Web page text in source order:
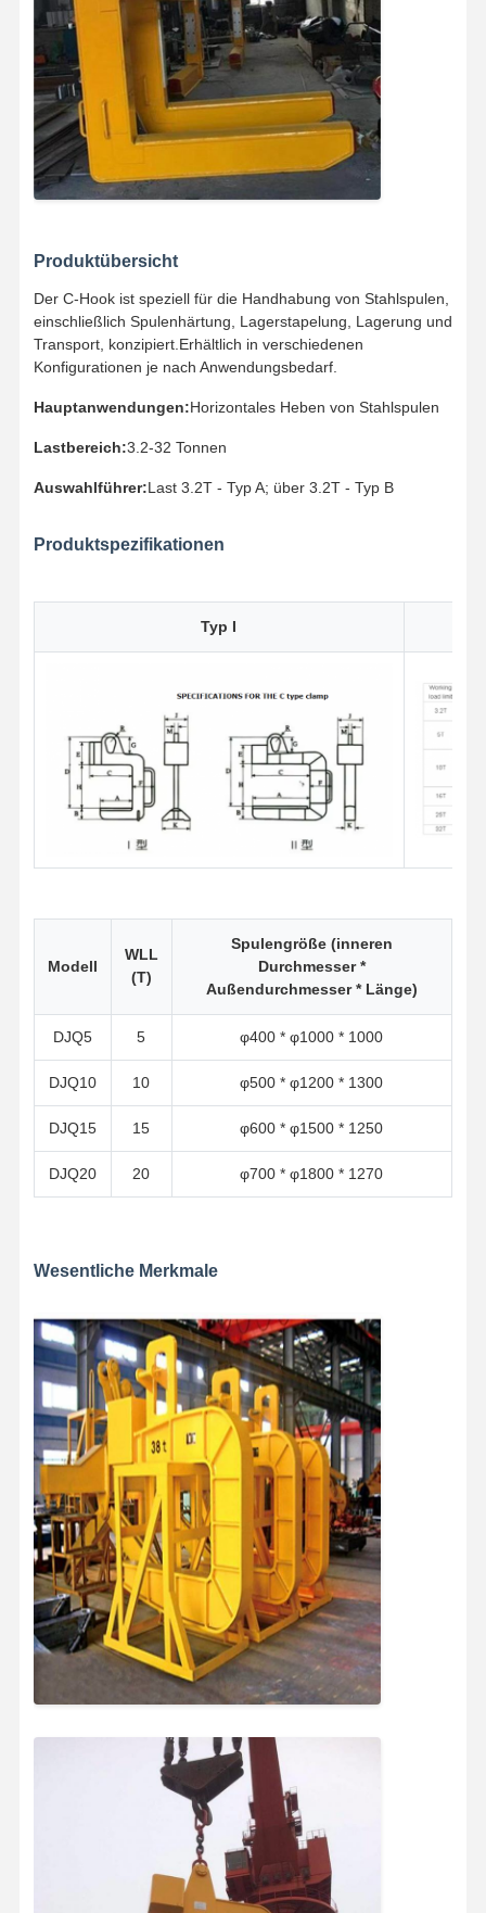
Zupacken
Kran
Ausrüstung des Motors und der Bremse
Hissen
Aufzugsgeräte
Zubehör für Krane
Produktübersicht
Der C-Hook ist speziell für die Handhabung von Stahlspulen,
einschließlich Spulenhärtung, Lagerstapelung, Lagerung und
Transport, konzipiert.Erhältlich in verschiedenen
Konfigurationen je nach Anwendungsbedarf.
Hauptanwendungen:Horizontales Heben von Stahlspulen
Lastbereich:3.2-32 Tonnen
Auswahlführer:Last 3.2T - Typ A; über 3.2T - Typ B
Produktspezifikationen
Typ I
Modell
WLL
(T)
Spulengröße (inneren
Durchmesser *
Außendurchmesser * Länge)
DJQ5 5 φ400 * φ1000 * 1000
DJQ10 10 φ500 * φ1200 * 1300
DJQ15 15 φ600 * φ1500 * 1250
DJQ20 20 φ700 * φ1800 * 1270
Wesentliche Merkmale